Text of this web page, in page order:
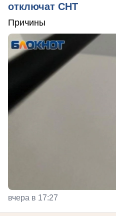
отключат СНТ
Причины
вчера в 17:27